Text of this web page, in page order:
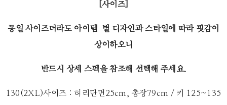
[사이즈]
동일 사이즈더라도 아이템 별 디자인과 스타일에 따라 핏감이
상이하오니
반드시 상세 스펙을 참조해 선택해 주세요.
130(2XL)사이즈 : 허리단면25cm, 총장79cm / 키 125~135